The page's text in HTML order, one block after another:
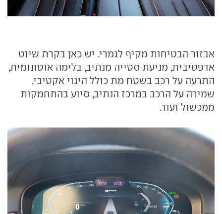
אבזור הבטיחות מקיף לגמרי. יש כאן בקרת שיוט
אדפטיבית, מניעת סטייה מנתיב, בלימה אוטונומית,
התרעה על רכב בשטח מת כולל היגוי אקטיבי,
שמירה על הרכב במרכז הנתיב, סיוע בהתחמקות
ממכשול ועוד.